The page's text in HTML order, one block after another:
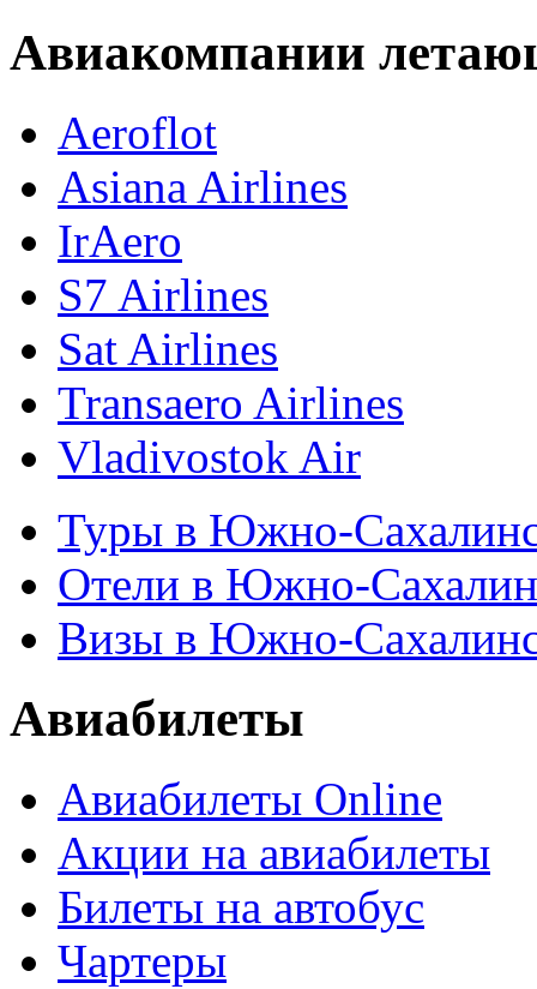
Авиакомпании
Aeroflot
Asiana Airlines
IrAero
S7 Airlines
Sat Airlines
Transaero Airlines
Vladivostok Air
Туры в Южно-
Отели в Южно-
Визы в Южно-
Авиабилеты
Авиабилеты Online
Акции на авиабилеты
Билеты на автобус
Чартеры